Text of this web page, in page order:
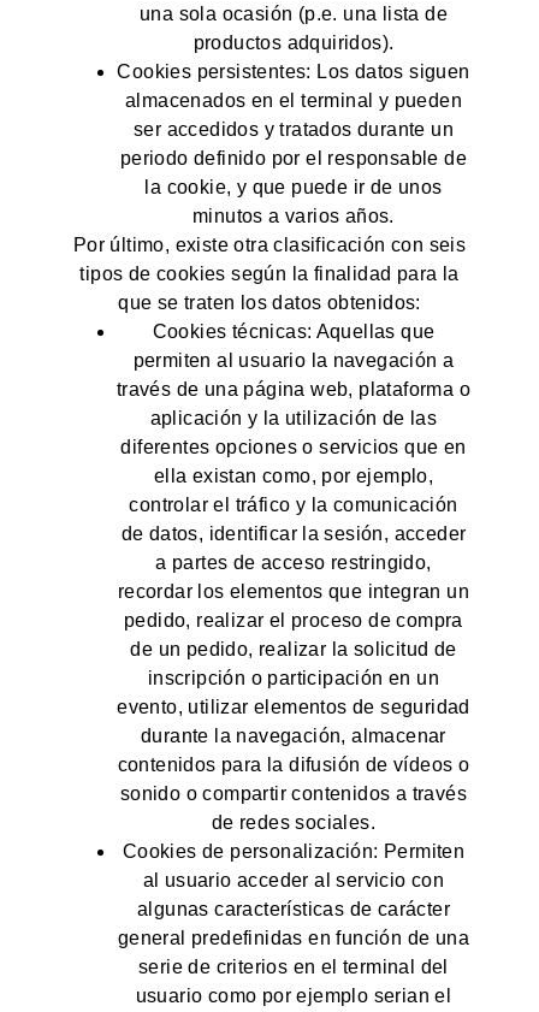
una sola ocasión (p.e. una lista de
productos adquiridos).
Cookies persistentes: Los datos siguen
almacenados en el terminal y pueden
ser accedidos y tratados durante un
periodo definido por el responsable de
la cookie, y que puede ir de unos
minutos a varios años.
Por último, existe otra clasificación con seis
tipos de cookies según la finalidad para la
que se traten los datos obtenidos:
Cookies técnicas: Aquellas que
permiten al usuario la navegación a
través de una página web, plataforma o
aplicación y la utilización de las
diferentes opciones o servicios que en
ella existan como, por ejemplo,
controlar el tráfico y la comunicación
de datos, identificar la sesión, acceder
a partes de acceso restringido,
recordar los elementos que integran un
pedido, realizar el proceso de compra
de un pedido, realizar la solicitud de
inscripción o participación en un
evento, utilizar elementos de seguridad
durante la navegación, almacenar
contenidos para la difusión de vídeos o
sonido o compartir contenidos a través
de redes sociales.
Cookies de personalización: Permiten
al usuario acceder al servicio con
algunas características de carácter
general predefinidas en función de una
serie de criterios en el terminal del
usuario como por ejemplo serian el